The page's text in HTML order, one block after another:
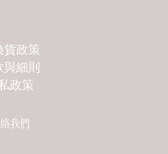
貨政策
與細則
政策
我們